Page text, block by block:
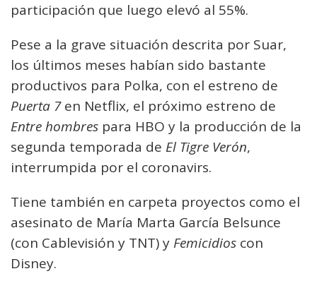
participación que luego elevó al 55%.
Pese a la grave situación descrita por Suar,
los últimos meses habían sido bastante
productivos para Polka, con el estreno de
Puerta 7en Netflix, el próximo estreno de
Entre hombres para HBO y la producción de la
segunda temporada de El Tigre Verón,
interrumpida por el coronavirs.
Tiene también en carpeta proyectos como el
asesinato de María Marta García Belsunce
(con Cablevisión y TNT) y Femicidios con
Disney.